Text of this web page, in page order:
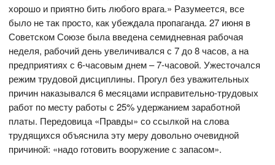
хорошо и приятно бить любого врага.» Разумеется, все
было не так просто, как убеждала пропаганда. 27 июня в
Советском Союзе была введена семидневная рабочая
неделя, рабочий день увеличивался с 7 до 8 часов, а на
предприятиях с 6-часовым днем – 7-часовой. Ужесточался
режим трудовой дисциплины. Прогул без уважительных
причин наказывался 6 месяцами исправительно-трудовых
работ по месту работы с 25% удержанием заработной
платы. Передовица «Правды» со ссылкой на слова
трудящихся объяснила эту меру довольно очевидной
причиной: «надо готовить вооружение с запасом».